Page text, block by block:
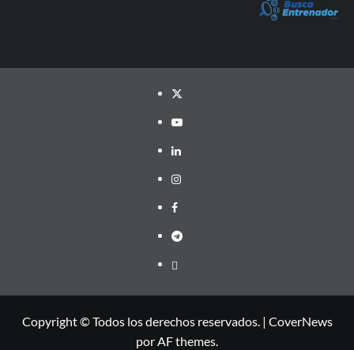
Twitter
YouTube
LinkedIn
Instagram
Facebook
Telegram
PayPal
Copyright © Todos los derechos reservados. | CoverNews
por AF themes.